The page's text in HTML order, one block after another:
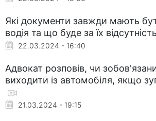
Які документи завжди мають
водія та що буде за їх відсутність
22.03.2024 - 16:40
Адвокат розповів, чи
виходити із автомобіля, якщо
21.03.2024 - 19:15